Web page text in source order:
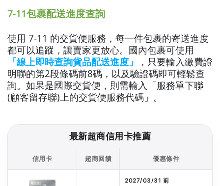
7-11包裹配送進度查詢
使用 7-11 的交貨便服務，每一件包裹的寄送進度
都可以追蹤，讓賣家更放心。國內包裹可使用
「線上即時查詢貨品配送進度」
，只要輸入繳費證
明聯的第2段條碼前8碼，以及驗證碼即可輕鬆查
詢。如果是國際交貨便，則需輸入「服務單下聯
(顧客留存聯)上的交貨便服務代碼」。
最新超商信用卡推薦
信用卡 超商回饋 優惠條件
2027/03/31 前